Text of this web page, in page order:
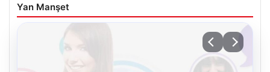
Yan Manşet